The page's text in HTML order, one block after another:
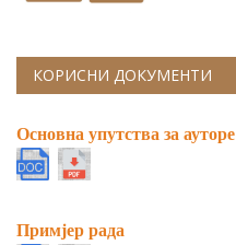
КОРИСНИ ДОКУМЕНТИ
Основна упутства за ауторе
Примјер рада